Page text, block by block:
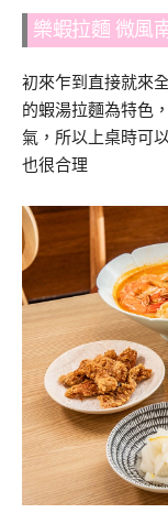
樂蝦拉麵 微風
初來乍到直接就來
的蝦湯拉麵為特色
氣，所以上桌時可
也很合理